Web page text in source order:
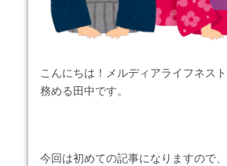
こんにちは！メルディアライフネス
務める田中です。
今回は初めての記事になりますので